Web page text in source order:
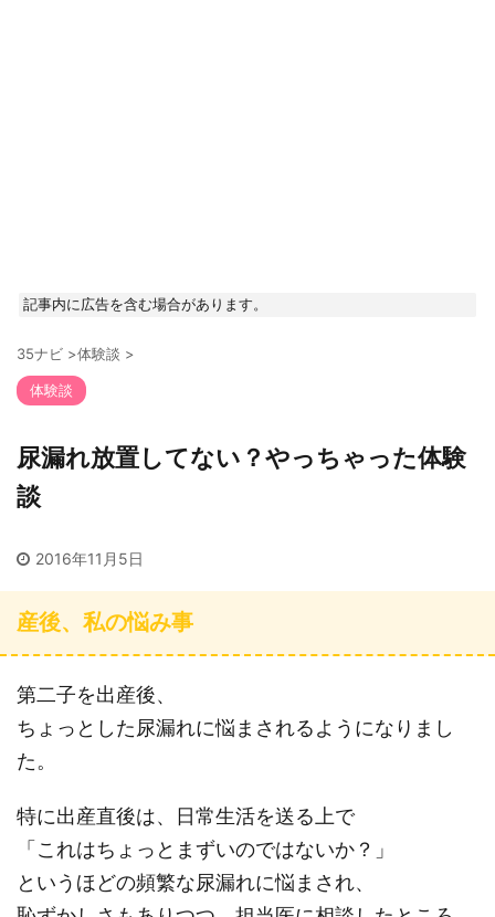
記事内に広告を含む場合があります。
35ナビ >体験談 >
体験談
尿漏れ放置してない？やっちゃった体験
談
2016年11月5日
産後、私の悩み事
第二子を出産後、
ちょっとした尿漏れに悩まされるようになりまし
た。
特に出産直後は、日常生活を送る上で
「これはちょっとまずいのではないか？」
というほどの頻繁な尿漏れに悩まされ、